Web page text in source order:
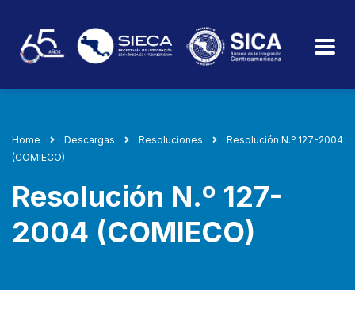
Home Descargas Resoluciones
Resolución N.º 127-2004
(COMIECO)
Resolución N.º 127-
2004 (COMIECO)